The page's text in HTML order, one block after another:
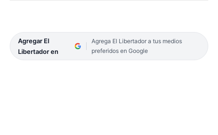
Agregar El
Libertador en
Agrega El Libertador a tus medios
preferidos en Google